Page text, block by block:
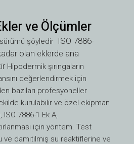
ve Ölçümler
şöyledir ISO 7886-
olan eklerde ana
Hipodermik şırıngaların
değerlendirmek için
bazıları profesyoneller
kurulabilir ve özel ekipman
7886-1 Ek A,
için yöntem. Test
ve damıtılmış su reaktiflerine ve